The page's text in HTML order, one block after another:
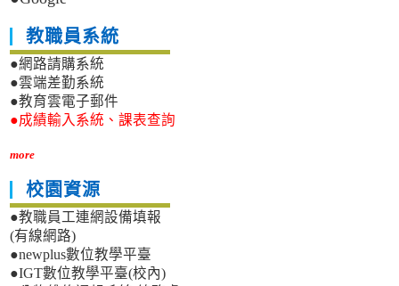
教職員系統
●網路請購系統
●雲端差勤系統
●教育雲電子郵件
●成績輸入系統、課表查詢
more
校園資源
●教職員工連網設備填報
(有線網路)
●newplus數位教學平臺
●IGT數位教學平臺(校內)